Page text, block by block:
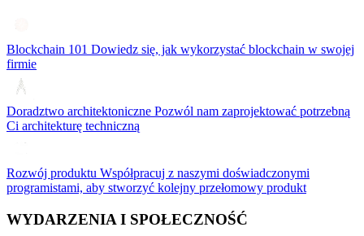
Blockchain 101 Dowiedz się, jak wykorzystać blockchain w swojej
firmie
Doradztwo architektoniczne Pozwól nam zaprojektować potrzebną
Ci architekturę techniczną
Rozwój produktu Współpracuj z naszymi doświadczonymi
programistami, aby stworzyć kolejny przełomowy produkt
WYDARZENIA I SPOŁECZNOŚĆ